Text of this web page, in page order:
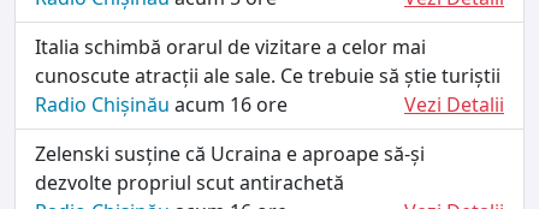
Italia schimbă orarul de vizitare a celor mai
cunoscute atracții ale sale. Ce trebuie să știe turiștii
Radio Chișinău acum 16 ore
Vezi Detalii
Zelenski susține că Ucraina e aproape să-și
dezvolte propriul scut antirachetă